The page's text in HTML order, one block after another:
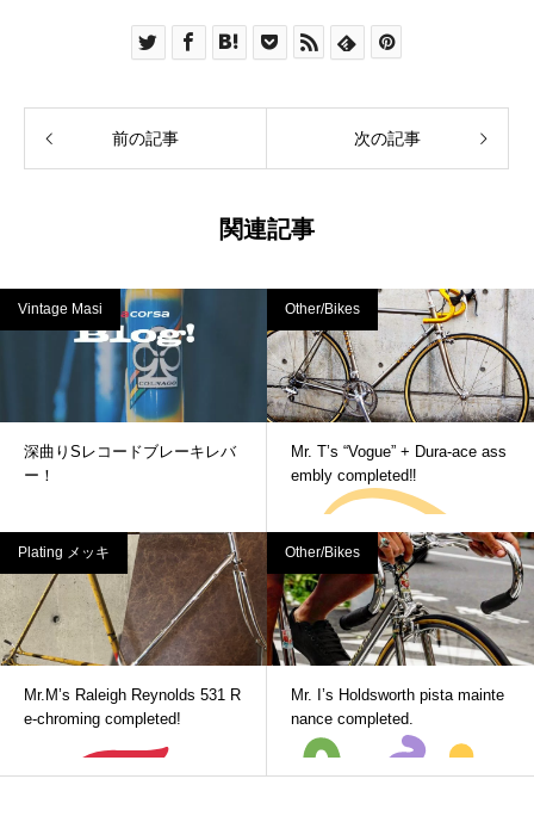
前の記事 次の記事
関連記事
Vintage Masi
深曲りSレコードブレーキレバ
ー！
Other/Bikes
Mr. T’s “Vogue” + Dura-ace ass
embly completed‼
Plating メッキ
Mr.M’s Raleigh Reynolds 531 R
e-chroming completed!
Other/Bikes
Mr. I’s Holdsworth pista mainte
nance completed.